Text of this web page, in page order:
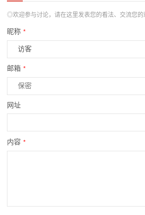
◎欢迎参与讨论，请在这里发表您的看法、交流您的
昵称 *
邮箱 *
网址
内容 *